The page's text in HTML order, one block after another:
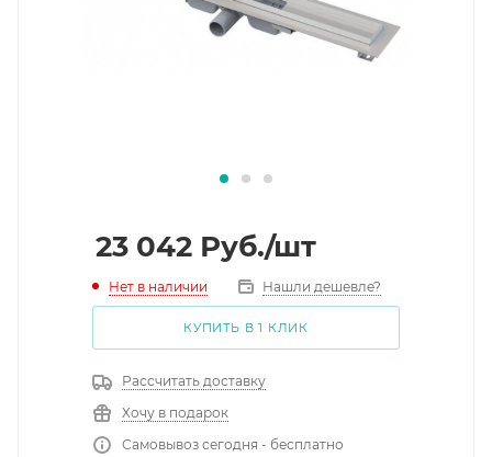
23 042 Руб./шт
Нет в наличии Нашли дешевле?
КУПИТЬ В 1 КЛИК
Рассчитать доставку
Хочу в подарок
Самовывоз сегодня - бесплатно